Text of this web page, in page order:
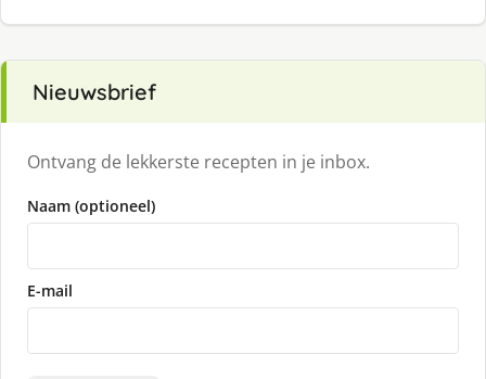
Nieuwsbrief
Ontvang de lekkerste recepten in je inbox.
Naam (optioneel)
E-mail